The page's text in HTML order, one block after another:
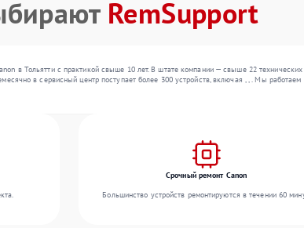
RemSupport
в Тольятти с практикой свыше 10 лет. В штате компании — свыше 22
в сервисный центр поступает более 300 устройств, включая , , . Мы
Срочный ремонт Canon
Большинство устройств ремонтируются в течении 60